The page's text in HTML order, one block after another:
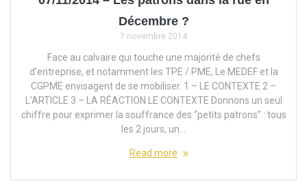
Décembre ?
7 novembre 2014
Face au calvaire qui touche une majorité de chefs
d’entreprise, et notamment les TPE / PME, Le MEDEF et la
CGPME envisagent de se mobiliser. 1 – LE CONTEXTE 2 –
L’ARTICLE 3 – LA RÉACTION LE CONTEXTE Donnons un seul
chiffre pour exprimer la souffrance des “petits patrons” : tous
les 2 jours, un…
Read more